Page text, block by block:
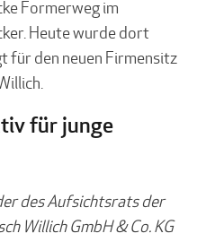
For­merweg im
Heute wurde dort
für den neuen Firmensitz
für junge
des Aufsichtsrats der
Willich GmbH & Co. KG